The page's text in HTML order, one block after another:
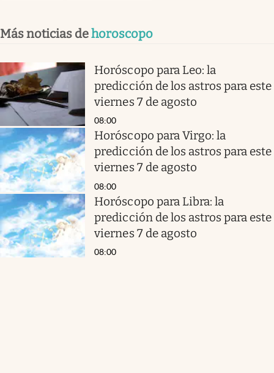
Más noticias dehoroscopo
Horóscopo para Leo: la
predicción de los astros para este
viernes 7 de agosto
08:00
Horóscopo para Virgo: la
predicción de los astros para este
viernes 7 de agosto
08:00
Horóscopo para Libra: la
predicción de los astros para este
viernes 7 de agosto
08:00